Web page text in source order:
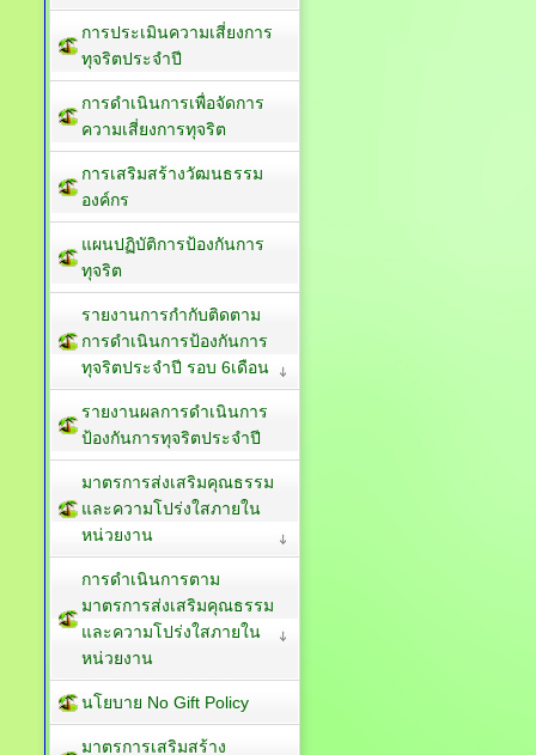
การประเมินความเสี่ยงการ
ทุจริตประจำปี
การดำเนินการเพื่อจัดการ
ความเสี่ยงการทุจริต
การเสริมสร้างวัฒนธรรม
องค์กร
แผนปฏิบัติการป้องกันการ
ทุจริต
รายงานการกำกับติดตาม
การดำเนินการป้องกันการ
ทุจริตประจำปี รอบ 6เดือน
รายงานผลการดำเนินการ
ป้องกันการทุจริตประจำปี
มาตรการส่งเสริมคุณธรรม
และความโปร่งใสภายใน
หน่วยงาน
การดำเนินการตาม
มาตรการส่งเสริมคุณธรรม
และความโปร่งใสภายใน
หน่วยงาน
นโยบาย No Gift Policy
มาตรการเสริมสร้าง